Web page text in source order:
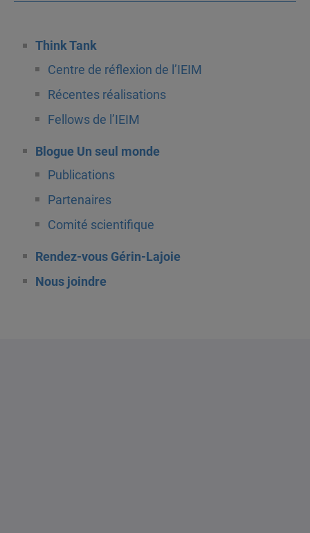
Think Tank
Centre de réflexion de l’IEIM
Récentes réalisations
Fellows de l’IEIM
Blogue Un seul monde
Publications
Partenaires
Comité scientifique
Rendez-vous Gérin-Lajoie
Nous joindre